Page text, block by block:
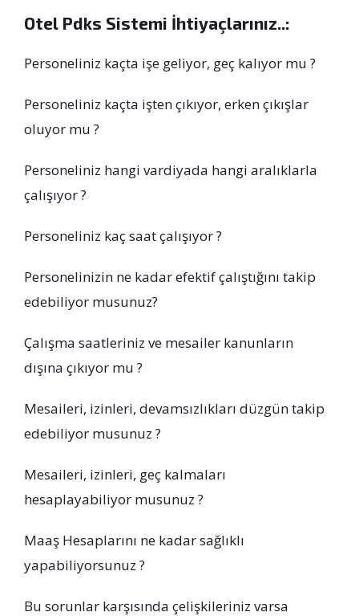
Otel Pdks Sistemi İhtiyaçlarınız..:
Personeliniz kaçta işe geliyor, geç kalıyor mu ?
Personeliniz kaçta işten çıkıyor, erken çıkışlar
oluyor mu ?
Personeliniz hangi vardiyada hangi aralıklarla
çalışıyor ?
Personeliniz kaç saat çalışıyor ?
Personelinizin ne kadar efektif çalıştığını takip
edebiliyor musunuz?
Çalışma saatleriniz ve mesailer kanunların
dışına çıkıyor mu ?
Mesaileri, izinleri, devamsızlıkları düzgün takip
edebiliyor musunuz ?
Mesaileri, izinleri, geç kalmaları
hesaplayabiliyor musunuz ?
Maaş Hesaplarını ne kadar sağlıklı
yapabiliyorsunuz ?
Bu sorunlar karşısında çelişkileriniz varsa